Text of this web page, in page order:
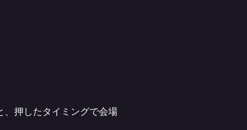
押したタイミングで会場